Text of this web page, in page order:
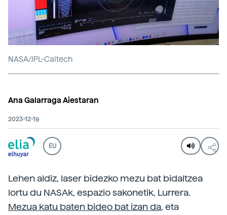
NASA/JPL-Caltech
Ana Galarraga Aiestaran
2023-12-19
EU
Lehen aldiz, laser bidezko mezu bat bidaltzea
lortu du NASAk, espazio sakonetik, Lurrera.
Mezua katu baten bideo bat izan da, eta